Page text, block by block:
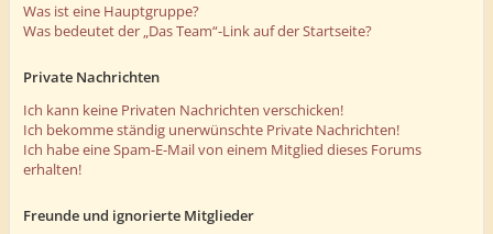
Was ist eine Hauptgruppe?
Was bedeutet der „Das Team“-Link auf der Startseite?
Private Nachrichten
Ich kann keine Privaten Nachrichten verschicken!
Ich bekomme ständig unerwünschte Private Nachrichten!
Ich habe eine Spam-E-Mail von einem Mitglied dieses Forums
erhalten!
Freunde und ignorierte Mitglieder